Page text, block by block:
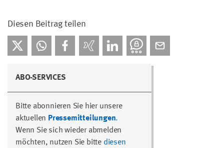
Diesen Beitrag teilen
ABO-SERVICES
Bitte abonnieren Sie hier unsere
aktuellen Pressemitteilungen.
Wenn Sie sich wieder abmelden
möchten, nutzen Sie bitte diesen